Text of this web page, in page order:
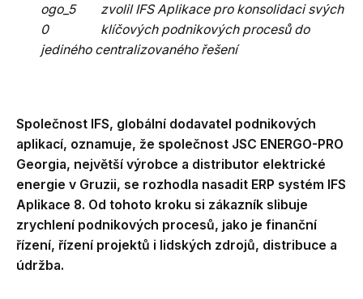
zvolil IFS Aplikace pro konsolidaci svých
klíčových podnikových procesů do
jediného centralizovaného řešení
Společnost IFS, globální dodavatel podnikových
aplikací, oznamuje, že společnost JSC ENERGO-PRO
Georgia, největší výrobce a distributor elektrické
energie v Gruzii, se rozhodla nasadit ERP systém IFS
Aplikace 8. Od tohoto kroku si zákazník slibuje
zrychlení podnikových procesů, jako je finanční
řízení, řízení projektů i lidských zdrojů, distribuce a
údržba.